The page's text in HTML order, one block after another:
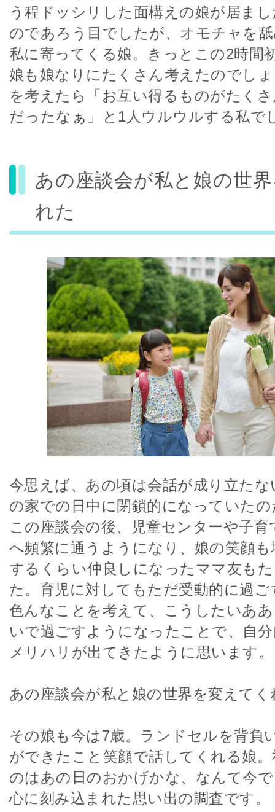
う程ドッシリした面構えの娘が居ま
のであろう目でしたが、オモチャを
私に寄ってくる娘。きっとこの2時間
娘も娘なりにたくさん考えたのでし
を考えたら「お互い得るものがたく
だったなぁ」と1人ウルウルする私で
あの座談会が私と娘の世
れた
今思えば、あの頃は会話が成り立た
の家での日中に閉鎖的になっていた
この座談会の後、児童センターや子
へ頻繁に通うようになり、娘の笑顔
するくらい仲良しになったママ友も
た。育児に対してもただ受動的に過
色んなことを考えて、こうしたいあ
いで過ごすようになったことで、自
メリハリが出てきたように思います。
あの座談会が私と娘の世界を変えて
その娘も今は7歳。ランドセルを背負
ができたこと笑顔で話してくれる娘
のはあの日のおかげかな、なんて今
心に刻み込まれた思い出の調査です。